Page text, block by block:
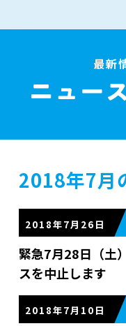
学校案内
学部紹介
実習施設
最新
2018年7月
2018年7月26日
緊急7月28日（土
スを中止します
2018年7月10日